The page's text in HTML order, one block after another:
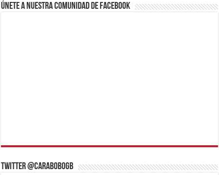
Únete a nuestra comunidad de Facebook
Twitter @CaraboboGB